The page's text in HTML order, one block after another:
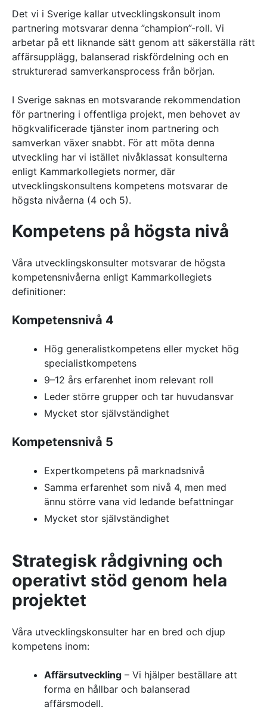
Det vi i Sverige kallar utvecklingskonsult inom
partnering motsvarar denna ”champion”-roll. Vi
arbetar på ett liknande sätt genom att säkerställa rätt
affärsupplägg, balanserad riskfördelning och en
strukturerad samverkansprocess från början.
I Sverige saknas en motsvarande rekommendation
för partnering i offentliga projekt, men behovet av
högkvalificerade tjänster inom partnering och
samverkan växer snabbt. För att möta denna
utveckling har vi istället nivåklassat konsulterna
enligt Kammarkollegiets normer, där
utvecklingskonsultens kompetens motsvarar de
högsta nivåerna (4 och 5).
Kompetens på högsta nivå
Våra utvecklingskonsulter motsvarar de högsta
kompetensnivåerna enligt Kammarkollegiets
definitioner:
Kompetensnivå 4
Hög generalistkompetens eller mycket hög
specialistkompetens
9–12 års erfarenhet inom relevant roll
Leder större grupper och tar huvudansvar
Mycket stor självständighet
Kompetensnivå 5
Expertkompetens på marknadsnivå
Samma erfarenhet som nivå 4, men med
ännu större vana vid ledande befattningar
Mycket stor självständighet
Strategisk rådgivning och
operativt stöd genom hela
projektet
Våra utvecklingskonsulter har en bred och djup
kompetens inom:
Affärsutveckling – Vi hjälper beställare att
forma en hållbar och balanserad
affärsmodell.